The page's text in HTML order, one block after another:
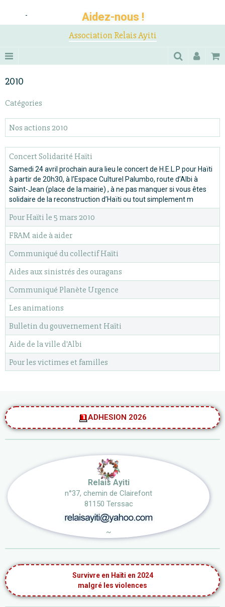
Aidez-nous !
-
Association Relais Ayiti
2010
Catégories
Nos actions 2010
Concert Solidarité Haïti
Samedi 24 avril prochain aura lieu le concert de H.E.L.P pour Haïti
à partir de 20h30, à l’Espace Culturel Palumbo, route d’Albi à
Saint-Jean (place de la mairie) , à ne pas manquer si vous êtes
solidaire de la reconstruction d’Haïti ou tout simplement m
Pour Haïti le 5 mars 2010
FRAM aide à aider
Communiqué du collectif Haïti
Aides aux sinistrés des ouragans
Communiqué Planète Urgence
Les animations
Bulletin du gouvernement Haïti
Aide de la ville d'Albi
Pour les victimes et familles
ADHESION 2026
Relais Ayiti
n°37, chemin de Clairefont
81150 Terssac
~
Survivre en Haïti en 2024
malgré les violences